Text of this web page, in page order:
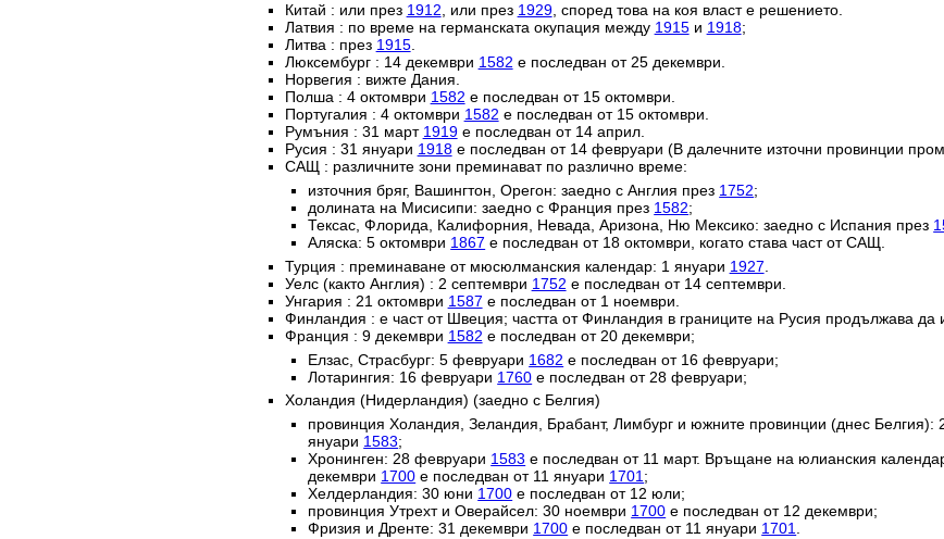
Китай : или през 1912, или през 1929, според това на коя власт е решението.
Латвия : по време на германската окупация между 1915и 1918;
Литва : през 1915.
Люксембург : 14 декември 1582 е последван от 25 декември.
Норвегия : вижте Дания.
Полша : 4 октомври 1582 е последван от 15 октомври.
Португалия : 4 октомври 1582 е последван от 15 октомври.
Румъния : 31 март 1919е последван от 14 април.
Русия : 31 януари 1918е последван от 14 февруари (В далечните източни провинции
САЩ : различните зони преминават по различно време:
източния бряг, Вашингтон, Орегон: заедно с Англия през 1752;
долината на Мисисипи: заедно с Франция през 1582;
Тексас, Флорида, Калифорния, Невада, Аризона, Ню Мексико: заедно с Испания през
Аляска: 5 октомври 1867 е последван от 18 октомври, когато става част от САЩ.
Турция : преминаване от мюсюлманския календар: 1 януари 1927
Уелс (както Англия) : 2 септември 1752 е последван от 14 септември.
Унгария : 21 октомври 1587 е последван от 1 ноември.
Финландия : е част от Швеция; частта от Финландия в границите на Русия продължава да
Франция : 9 декември 1582 е последван от 20 декември;
Елзас, Страсбург: 5 февруари 1682 е последван от 16 февруари;
Лотарингия: 16 февруари 1760 е последван от 28 февруари;
Холандия (Нидерландия) (заедно с Белгия)
провинция Холандия, Зеландия, Брабант, Лимбург и южните провинции (днес Белгия):
януари 1583;
Хронинген: 28 февруари 1583 е последван от 11 март. Връщане на юлианския
декември 1700 е последван от 11 януари 1701 ;
Хелдерландия: 30 юни 1700 е последван от 12 юли;
провинция Утрехт и Оверайсел: 30 ноември 1700 е последван от 12 декември;
Фризия и Дренте: 31 декември 1700 е последван от 11 януари 1701